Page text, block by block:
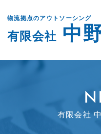
物流拠点のアウトソーシング
有限会社 中
有限会社